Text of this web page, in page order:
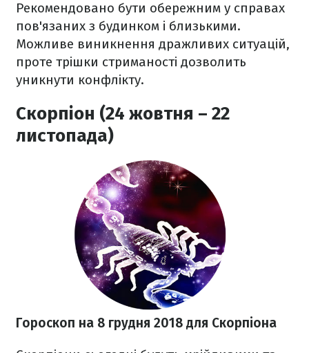
Рекомендовано бути обережним у справах
пов'язаних з будинком і близькими.
Можливе виникнення дражливих ситуацій,
проте трішки стриманості дозволить
уникнути конфлікту.
Скорпіон (24 жовтня – 22
листопада)
Гороскоп на 8 грудня 2018 для Скорпіона